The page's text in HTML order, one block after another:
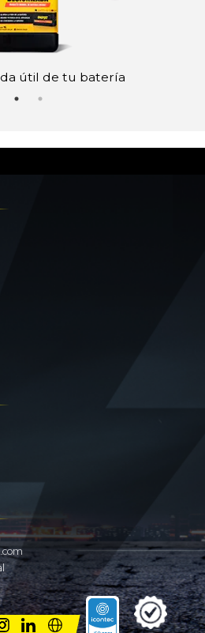
útil de tu batería